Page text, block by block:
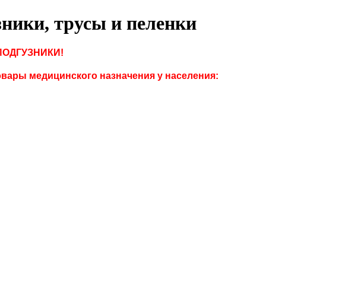
трусы и пеленки
медицинского назначения у населения: